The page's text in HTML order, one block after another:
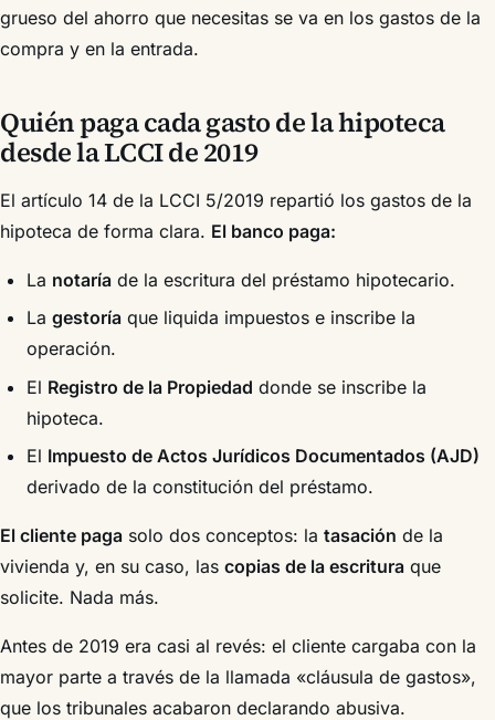
grueso del ahorro que necesitas se va en los gastos de la
compra y en la entrada.
Quién paga cada gasto de la hipoteca
desde la LCCI de 2019
El artículo 14 de la LCCI 5/2019 repartió los gastos de la
hipoteca de forma clara. El banco paga:
La notaría de la escritura del préstamo hipotecario.
La gestoría que liquida impuestos e inscribe la
operación.
El Registro de la Propiedad donde se inscribe la
hipoteca.
El Impuesto de Actos Jurídicos Documentados (AJD)
derivado de la constitución del préstamo.
El cliente paga solo dos conceptos: la tasación de la
vivienda y, en su caso, las copias de la escritura que
solicite. Nada más.
Antes de 2019 era casi al revés: el cliente cargaba con la
mayor parte a través de la llamada «cláusula de gastos»,
que los tribunales acabaron declarando abusiva.